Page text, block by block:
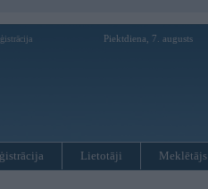
Piektdiena, 7. augusts
Lietotāji Meklētājs